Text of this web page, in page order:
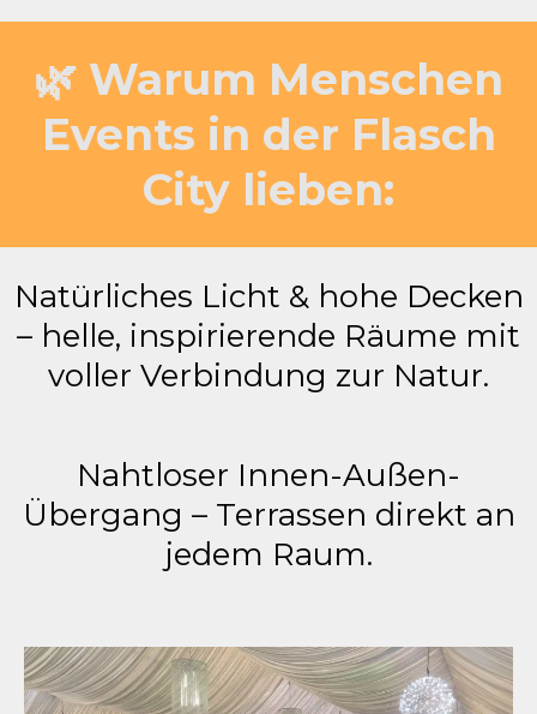
🌿 Warum Menschen
Events in der Flasch
City lieben:
Natürliches Licht & hohe Decken
– helle, inspirierende Räume mit
voller Verbindung zur Natur.
Nahtloser Innen-Außen-
Übergang – Terrassen direkt an
jedem Raum.